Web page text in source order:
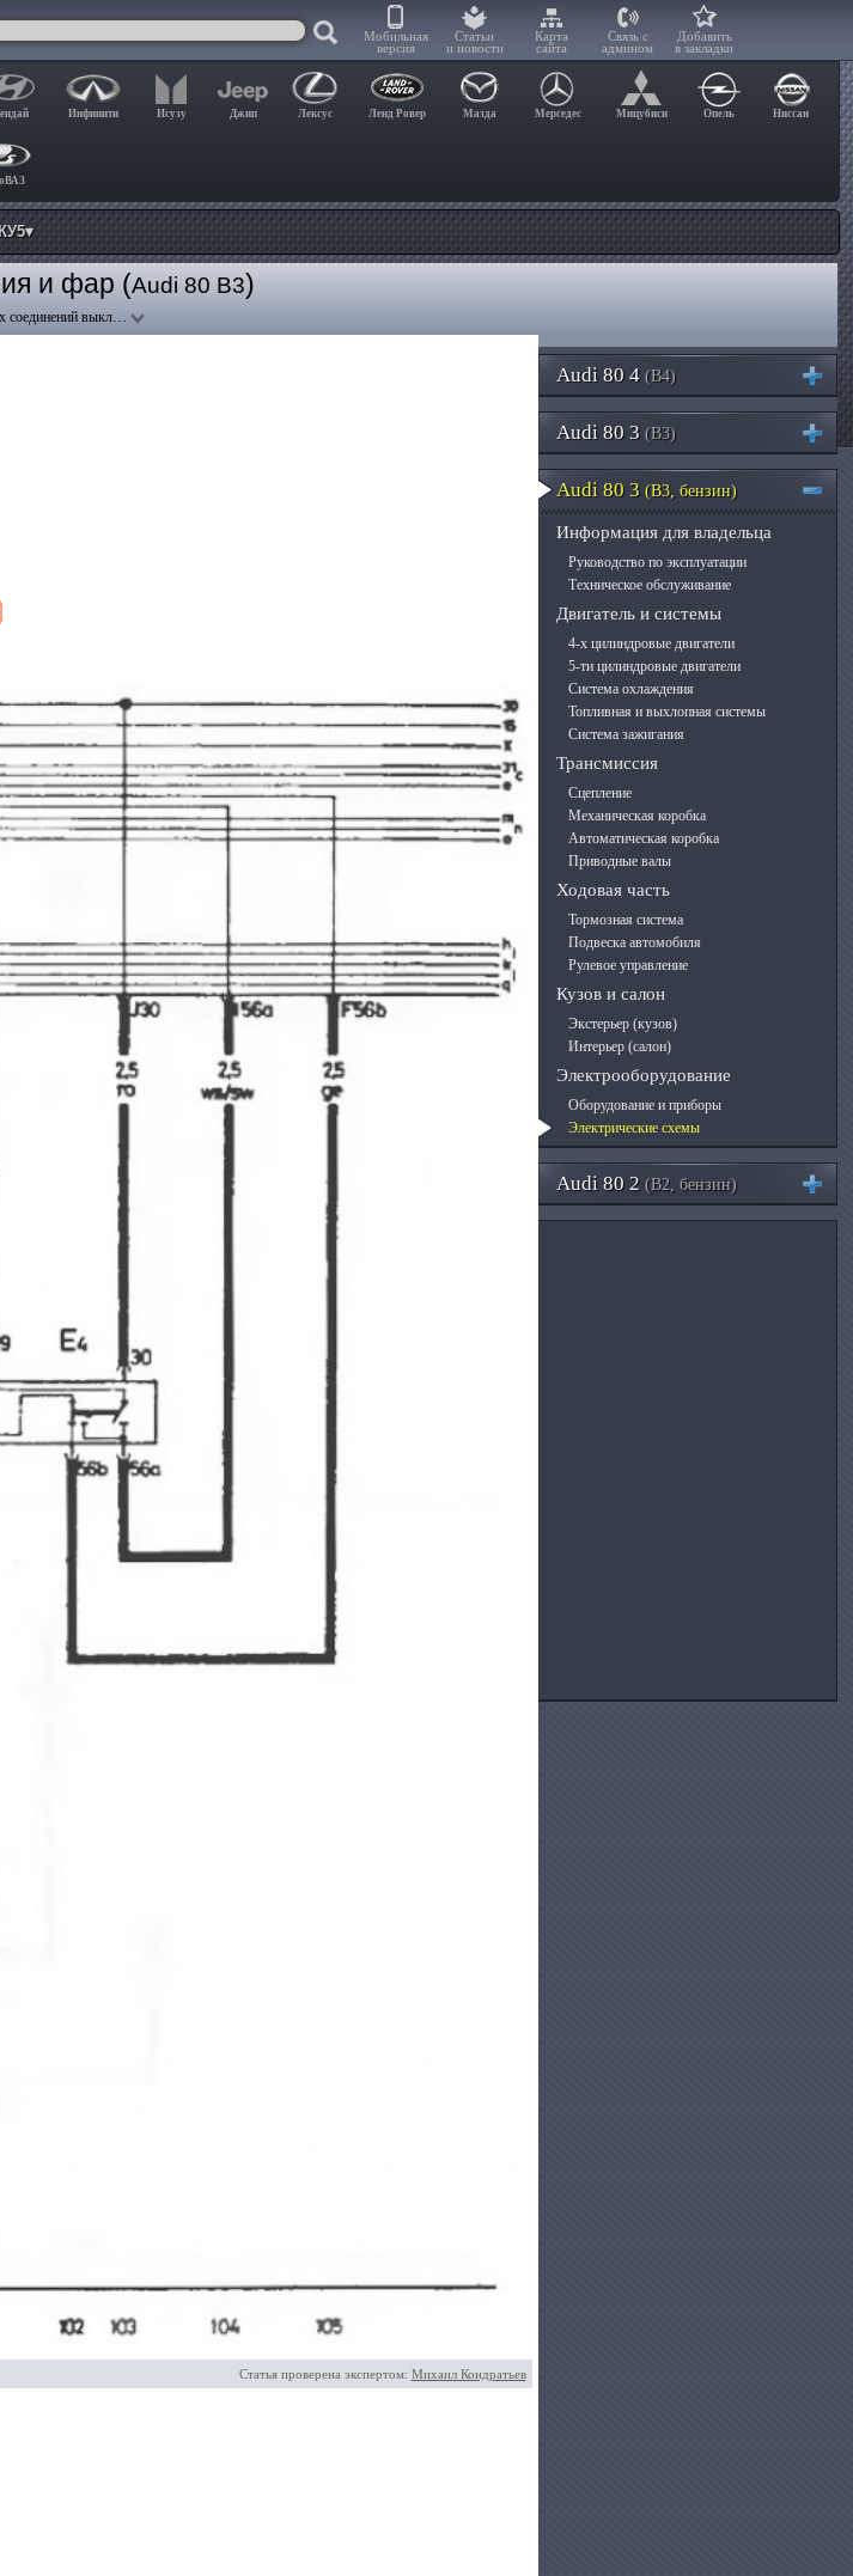
Мобильная
версия
Статьи
и новости
Карта
сайта
Связь с
админом
Добавить
в закладки
Инфинити Исузу Джип Лексус Ленд Ровер Мазда Мерседес Мицубиси Опель Ниссан
и фар (Audi 80 B3)
соединений выкл…
Статья проверена экспертом: Михаил Кондратьев
Audi 80 4 (B4)
Audi 80 3 (B3)
Audi 80 3 (B3, бензин)
Информация для владельца
Руководство по эксплуатации
Техническое обслуживание
Двигатель и системы
4-х цилиндровые двигатели
5-ти цилиндровые двигатели
Система охлаждения
Топливная и выхлопная системы
Система зажигания
Трансмиссия
Сцепление
Механическая коробка
Автоматическая коробка
Приводные валы
Ходовая часть
Тормозная система
Подвеска автомобиля
Рулевое управление
Кузов и салон
Экстерьер (кузов)
Интерьер (салон)
Электрооборудование
Оборудование и приборы
Электрические схемы
Audi 80 2 (B2, бензин)